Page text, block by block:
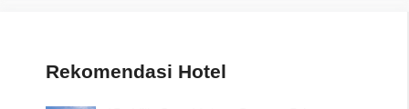
Rekomendasi Hotel